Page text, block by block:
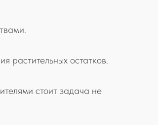
растительных остатков.
стоит задача не